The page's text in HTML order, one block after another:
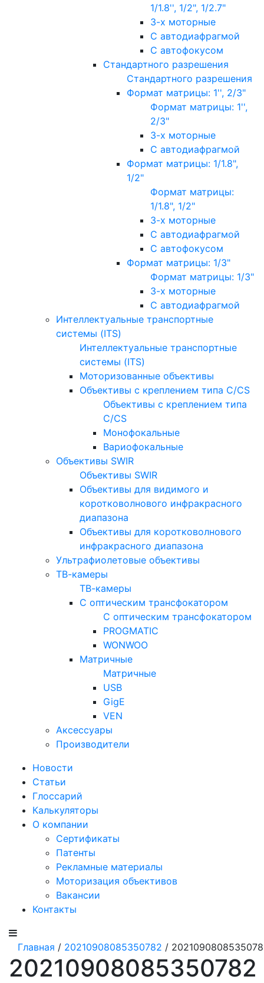
1/1.8'', 1/2", 1/2.7"
3-х моторные
С автодиафрагмой
С автофокусом
Стандартного разрешения
Стандартного разрешения
Формат матрицы: 1'', 2/3"
Формат матрицы: 1'',
2/3"
3-х моторные
С автодиафрагмой
Формат матрицы: 1/1.8",
1/2"
Формат матрицы:
1/1.8", 1/2"
3-х моторные
С автодиафрагмой
С автофокусом
Формат матрицы: 1/3"
Формат матрицы: 1/3"
3-х моторные
С автодиафрагмой
Интеллектуальные транспортные
системы (ITS)
Интеллектуальные транспортные
системы (ITS)
Моторизованные объективы
Объективы с креплением типа C/CS
Объективы с креплением типа
C/CS
Монофокальные
Вариофокальные
Объективы SWIR
Объективы SWIR
Объективы для видимого и
коротковолнового инфракрасного
диапазона
Объективы для коротковолнового
инфракрасного диапазона
Ультрафиолетовые объективы
ТВ-камеры
ТВ-камеры
С оптическим трансфокатором
С оптическим трансфокатором
PROGMATIC
WONWOO
Матричные
Матричные
USB
GigE
VEN
Аксессуары
Производители
Новости
Статьи
Глоссарий
Калькуляторы
О компании
Сертификаты
Патенты
Рекламные материалы
Моторизация объективов
Вакансии
Контакты
Главная / 20210908085350782 /
20210908085350782